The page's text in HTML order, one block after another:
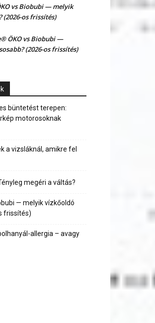
vs Biobubi — melyik
os frissítés)
ÖKO vs Biobubi —
(2026-os frissítés)
büntetést terepen:
motorosoknak
a vizsláknál, amikre fel
megéri a váltás?
— melyik vízkőoldó
frissítés)
allergia – avagy